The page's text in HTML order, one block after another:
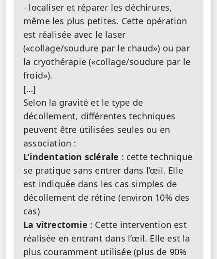
- localiser et réparer les déchirures,
même les plus petites. Cette opération
est réalisée avec le laser
(«collage/soudure par le chaud») ou par
la cryothérapie («collage/soudure par le
froid»).
[…]
Selon la gravité et le type de
décollement, différentes techniques
peuvent être utilisées seules ou en
association :
L’indentation sclérale : cette technique
se pratique sans entrer dans l’œil. Elle
est indiquée dans les cas simples de
décollement de rétine (environ 10% des
cas)
La vitrectomie : Cette intervention est
réalisée en entrant dans l’œil. Elle est la
plus couramment utilisée (plus de 90%